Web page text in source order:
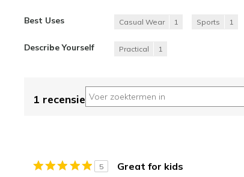
Best Uses Casual Wear 1 Sports 1
Describe Yourself Practical 1
1 recensie
5 Great for kids